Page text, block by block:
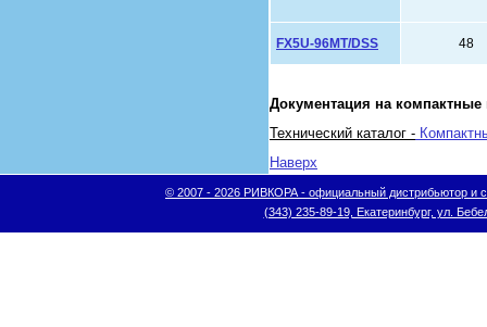
FX5U-96MT/DSS 48
Документация на
Технический каталог -
Наверх
© 2007 - 2026 РИВКОРА - официальный дистрибьютор и
(343) 235-89-19, Екатеринбург, ул.